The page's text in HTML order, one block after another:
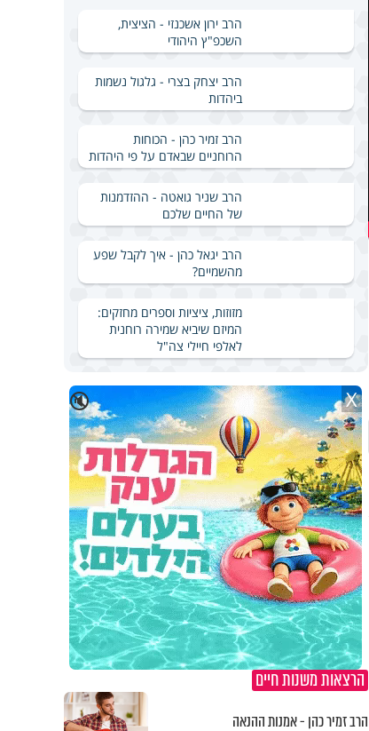
הרב ירון אשכנזי - הציצית,
השכפ"ץ היהודי
הרב יצחק בצרי - גלגול נשמות
ביהדות
הרב זמיר כהן - הכוחות
הרוחניים שבאדם על פי היהדות
הרב שניר גואטה - ההזדמנות
של החיים שלכם
הרב יגאל כהן - איך לקבל שפע
מהשמיים?
מזוזות, ציציות וספרים מחזקים:
המיזם שיביא שמירה רוחנית
לאלפי חיילי צה"ל
🔇 X
הרצאות משנות חיים
הרב זמיר כהן - אמנות ההנאה